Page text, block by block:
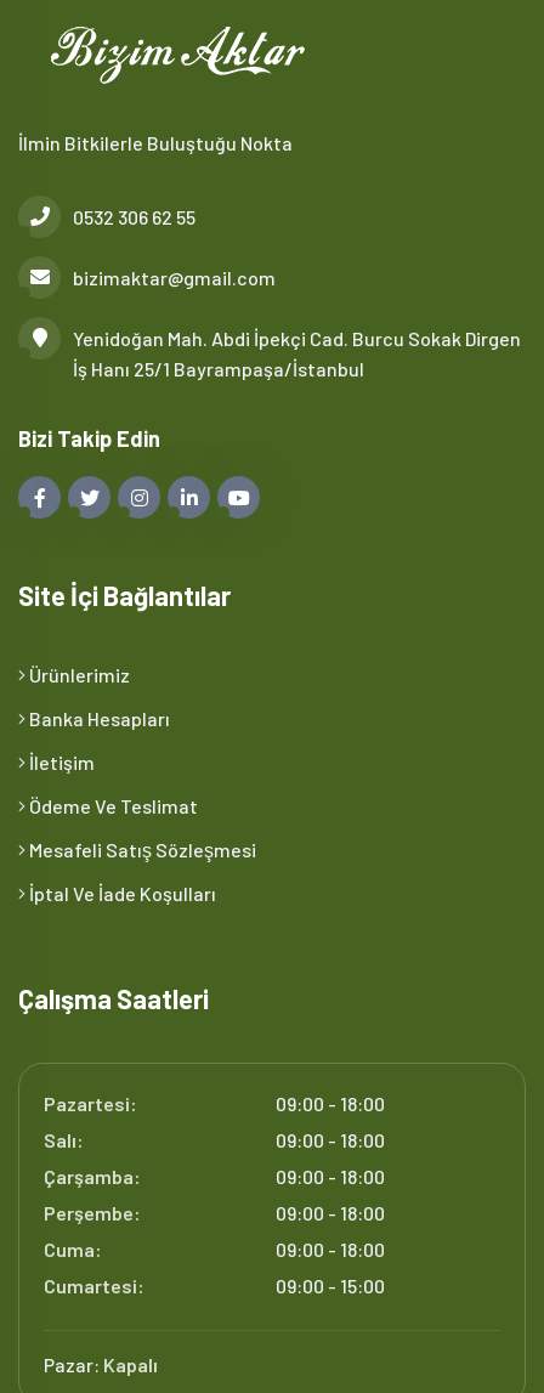
İlmin Bitkilerle Buluştuğu Nokta
0532 306 62 55
bizimaktar@gmail.com
Yenidoğan Mah. Abdi İpekçi Cad. Burcu Sokak Dirgen
İş Hanı 25/1 Bayrampaşa/İstanbul
Bizi Takip Edin
Site İçi Bağlantılar
Ürünlerimiz
Banka Hesapları
İletişim
Ödeme Ve Teslimat
Mesafeli Satış Sözleşmesi
İptal Ve İade Koşulları
Çalışma Saatleri
Pazartesi:
09:00 - 18:00
Salı:
09:00 - 18:00
Çarşamba:
09:00 - 18:00
Perşembe:
09:00 - 18:00
Cuma:
09:00 - 18:00
Cumartesi:
09:00 - 15:00
Pazar: Kapalı